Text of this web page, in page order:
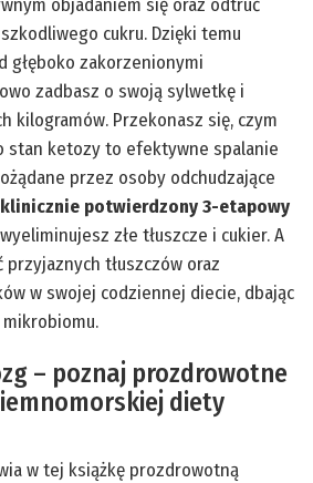
objadaniem się oraz odtruć
cukru. Dzięki temu
głęboko zakorzenionymi
zadbasz o swoją sylwetkę i
kilogramów. Przekonasz się, czym
stan ketozy to efektywne spalanie
przez osoby odchudzające
klinicznie potwierdzony 3-etapowy
złe tłuszcze i cukier. A
tłuszczów oraz
w swojej codziennej diecie, dbając
– poznaj prozdrowotne
diety
w tej książkę prozdrowotną